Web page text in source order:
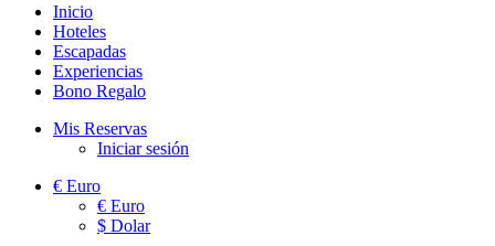
Inicio
Hoteles
Escapadas
Experiencias
Bono Regalo
Mis Reservas
Iniciar sesión
€ Euro
€ Euro
$ Dolar